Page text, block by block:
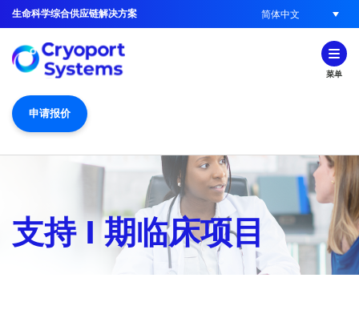
生命科学综合供应链解决方案 简体中文
菜单
申请报价
支持 I 期临床项目